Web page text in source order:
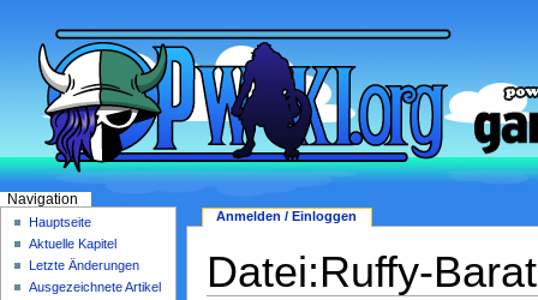
Datei:Ruffy-
Anmelden / Einloggen
Navigation
Hauptseite
Aktuelle Kapitel
Letzte Änderungen
Ausgezeichnete Artikel